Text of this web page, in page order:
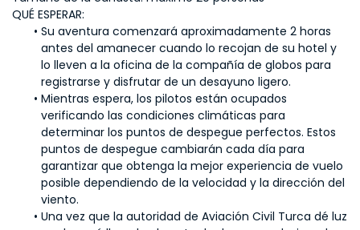
QUÉ ESPERAR:
Su aventura comenzará aproximadamente 2 horas
antes del amanecer cuando lo recojan de su hotel y
lo lleven a la oficina de la compañía de globos para
registrarse y disfrutar de un desayuno ligero.
Mientras espera, los pilotos están ocupados
verificando las condiciones climáticas para
determinar los puntos de despegue perfectos. Estos
puntos de despegue cambiarán cada día para
garantizar que obtenga la mejor experiencia de vuelo
posible dependiendo de la velocidad y la dirección del
viento.
Una vez que la autoridad de Aviación Civil Turca dé luz